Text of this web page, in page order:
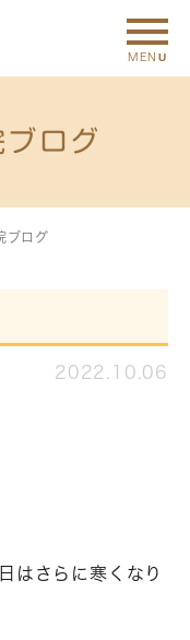
ログ
ブログ
2022.10.06
はさらに寒くなり